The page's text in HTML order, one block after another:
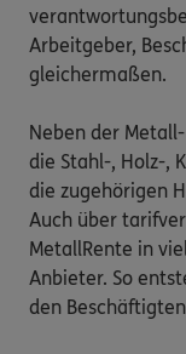
Arbeitgeber,
gleichermaßen.
Neben der
die Stahl-, Holz-,
die zugehörigen
Auch über
MetallRente in
Anbieter. So
den